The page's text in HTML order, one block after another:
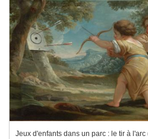
Jeux d'enfants dans un parc : le tir à l'arc